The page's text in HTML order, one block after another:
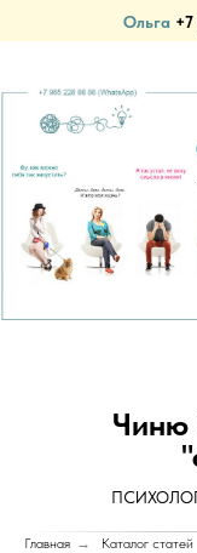
Ольга
Главная → Каталог статей